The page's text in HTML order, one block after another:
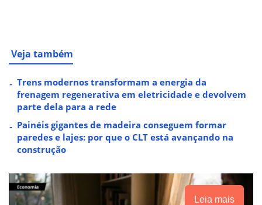
Veja também
Trens modernos transformam a energia da
frenagem regenerativa em eletricidade e devolvem
parte dela para a rede
Painéis gigantes de madeira conseguem formar
paredes e lajes: por que o CLT está avançando na
construção
Leia mais